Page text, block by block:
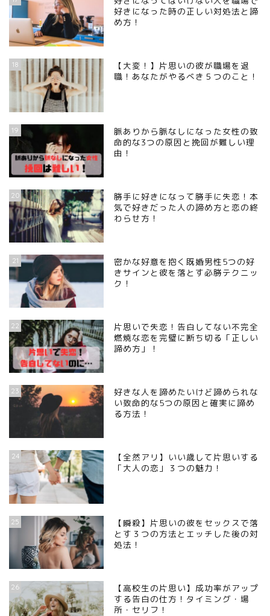
好きになった時の正しい対処法と諦
め方！
18
【大変！】片思いの彼が職場を退
職！あなたがやるべき５つのこと！
19
脈ありから脈なしになった女性の致
命的な3つの原因と挽回が難しい理
由！
20
勝手に好きになって勝手に失恋！本
気で好きだった人の諦め方と恋の終
わらせ方！
21
密かな好意を抱く既婚男性5つの好
きサインと彼を落とす必勝テクニッ
ク！
22
片思いで失恋！告白してない不完全
燃焼な恋を完璧に断ち切る「正しい
諦め方」！
23
好きな人を諦めたいけど諦められな
い致命的な5つの原因と確実に諦め
る方法！
24
【全然アリ】いい歳して片思いする
「大人の恋」３つの魅力！
25
【瞬殺】片思いの彼をセックスで落
とす３つの方法とエッチした後の対
処法！
26
【高校生の片思い】成功率がアップ
する告白の仕方！タイミング・場
所・セリフ！